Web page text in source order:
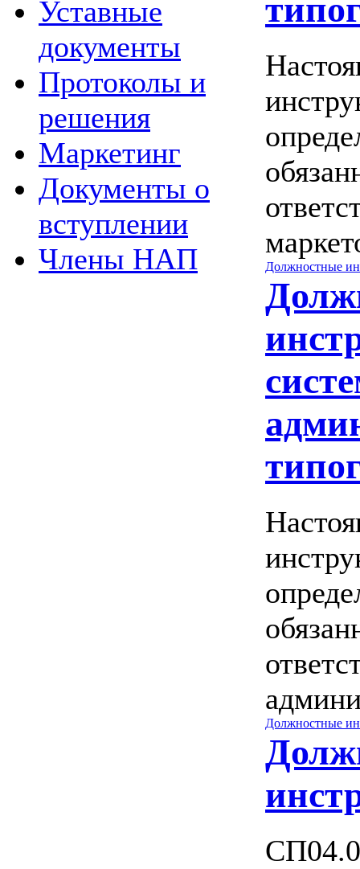
Уставные
документы
Протоколы и
решения
Маркетинг
Документы о
вступлении
Члены НАП
Должностные
Должностные